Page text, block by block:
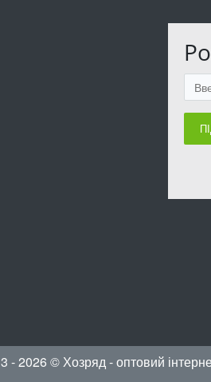
- 2026 © Хозряд - оптовий